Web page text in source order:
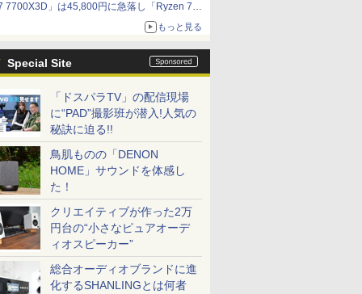
7700X3D」は45,800円に急落し「Ryzen 7
」との価格逆転解消 [8月前半のCPU
もっと見る
Special Site
「ドスパラTV」の配信現場
に“PAD”撮影班が潜入!人気の
秘訣に迫る!!
鳥肌ものの「DENON
HOME」サウンドを体感し
た！
クリエイティブが作った2万
円台の“小さなピュアオーデ
ィオスピーカー”
総合オーディオブランドに進
化するSHANLINGとは何者